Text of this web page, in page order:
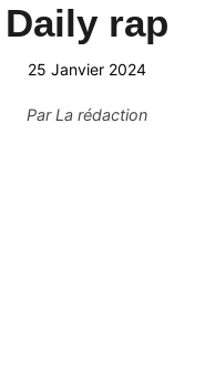
Daily rap
25 Janvier 2024
ParLa rédaction